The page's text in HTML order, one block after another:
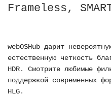
Frameless,
webOSHub дарит
естественную четкость
HDR. Смотрите любимые
поддержкой современных
HLG.